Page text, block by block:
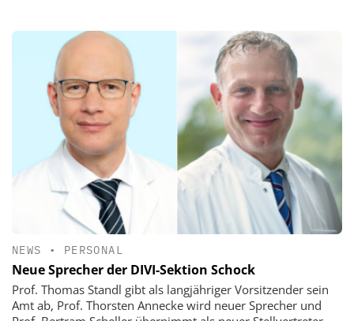
NEWS • PERSONAL
Neue Sprecher der DIVI-Sektion Schock
Prof. Thomas Standl gibt als langjähriger Vorsitzender sein
Amt ab, Prof. Thorsten Annecke wird neuer Sprecher und